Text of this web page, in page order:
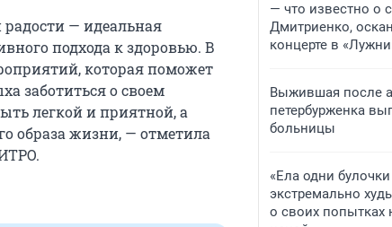
радости — идеальная
подхода к здоровью. В
которая поможет
заботиться о своем
легкой и приятной, а
образа жизни, — отметила
— что известно о
Дмитриенко,
концерте в
Выжившая после
петербурженка
больницы
«Ела одни
экстремально
о своих попытках